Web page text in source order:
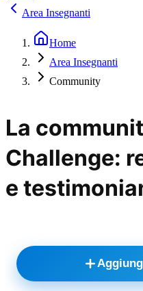
Area Insegnanti
Home
Area Insegnanti
Community
La
Challenge:
e